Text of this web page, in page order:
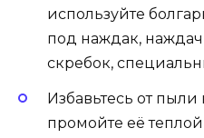
используйте
под наждак,
скребок,
Избавьтесь от пыли
промойте её